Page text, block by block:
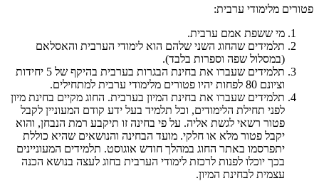
פטורים מלימודי ערבית:
מי ששפת אמם ערבית.
תלמידים שהחוג השני שלהם הוא לימודי הערבית והאסלאם
(במסלול שפה וספרות בלבד).
תלמידים שעברו את בחינת הבגרות בערבית בהיקף של 5 יחידות
וציונם 80 לפחות יהיו פטורים מלימודי ערבית למתחילים.
תלמידים שעברו את בחינת המיון בערבית. החוג מקיים בחינת מיון
לפני תחילת הלימודים, וכל תלמיד בעל ידע קודם המעוניין לקבל
פטור רשאי לגשת אליה. על פי בחינה זו תיקבע רמת הנבחן, והוא
יקבל פטור מלא או חלקי. מועד הבחינה והנושאים שהיא כוללת
יתפרסמו באתר החוג במהלך חודש אוגוסט. תלמידים המעוניינים
בכך יוכלו לפנות לרכזת לימודי הערבית בחוג לעצה בנושא הכנה
עצמית לבחינת המיון.